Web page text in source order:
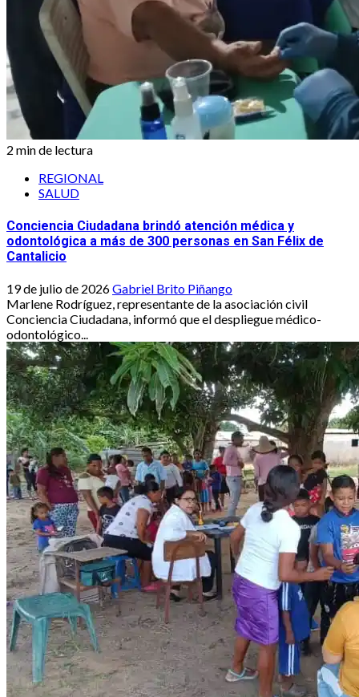
2 min de lectura
REGIONAL
SALUD
Conciencia Ciudadana brindó atención médica y
odontológica a más de 300 personas en San Félix de
Cantalicio
19 de julio de 2026Gabriel Brito Piñango
Marlene Rodríguez, representante de la asociación civil
Conciencia Ciudadana, informó que el despliegue médico-
odontológico...